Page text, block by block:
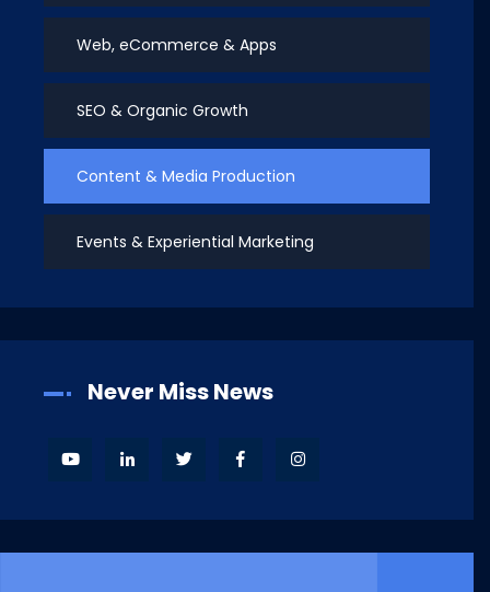
Web, eCommerce & Apps
SEO & Organic Growth
Content & Media Production
Events & Experiential Marketing
Never Miss News